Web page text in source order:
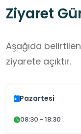
Ziyaret
Aşağıda
ziyarete açıktır.
Pazartesi
08:30 - 18:30